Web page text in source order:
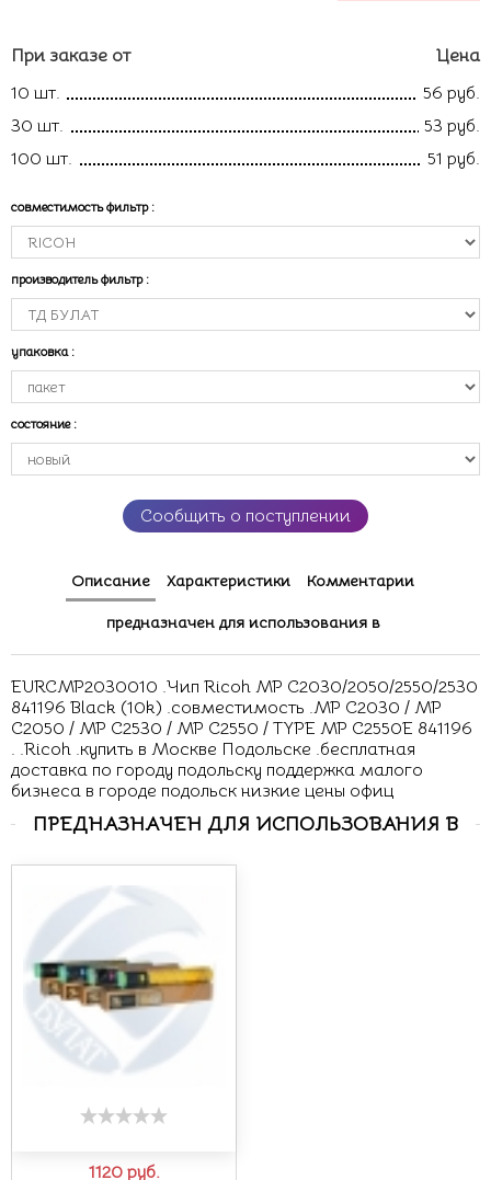
При заказе от
Цена
10 шт.
56 руб.
30 шт.
53 руб.
100 шт.
51 руб.
совместимость фильтр :
производитель фильтр :
упаковка :
состояние :
Сообщить о поступлении
Описание Характеристики Комментарии
предназначен для использования в
EURCMP2030010 .Чип Ricoh MP C2030/2050/2550/2530
841196 Black (10k) .совместимость .MP C2030 / MP
C2050 / MP C2530 / MP C2550 / TYPE MP C2550E 841196
. .Ricoh .купить в Москве Подольске .бесплатная
доставка по городу подольску поддержка малого
бизнеса в городе подольск низкие цены офиц
ПРЕДНАЗНАЧЕН ДЛЯ ИСПОЛЬЗОВАНИЯ В
1120 руб.